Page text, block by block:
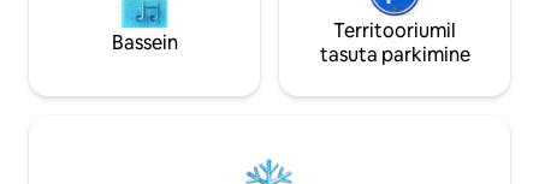
Bassein
Territooriumil
tasuta parkimine